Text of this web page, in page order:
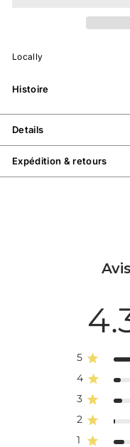
Locally
Histoire
Details
Expédition & retours
5
4
3
2
1